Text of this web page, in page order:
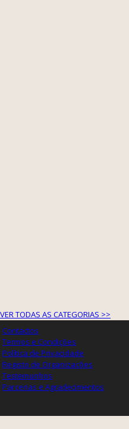
VER TODAS AS CATEGORIAS >>
Contactos
Termos e Condições
Política de Privacidade
Registo de Organizações
Testemunhos
Parcerias e Agradecimentos